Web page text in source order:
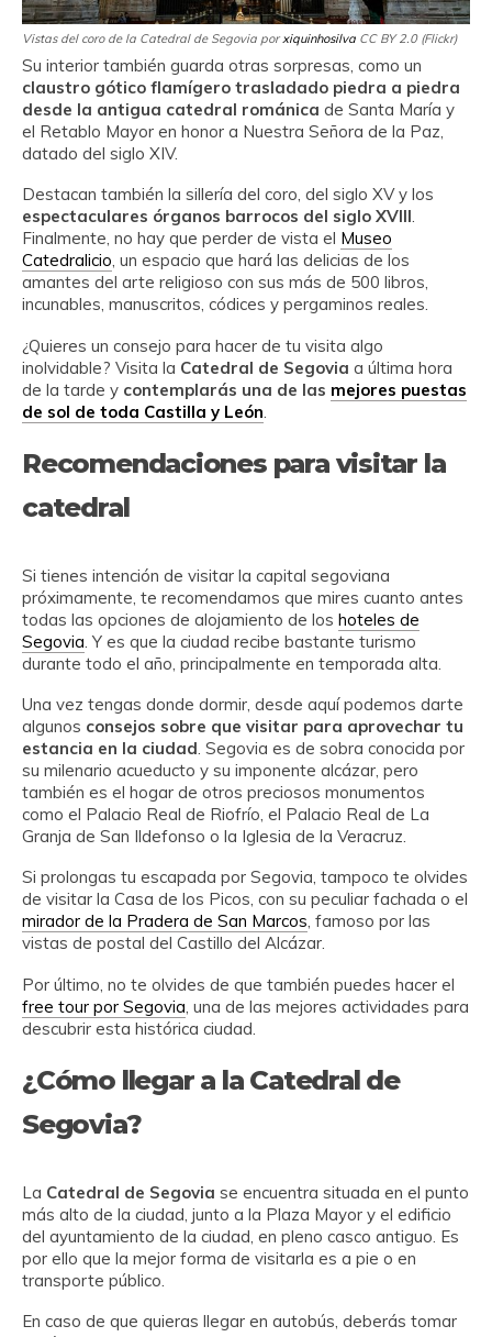
Vistas del coro de la Catedral de Segovia porxiquinhosilva CC BY 2.0 (Flickr)
Su interior también guarda otras sorpresas, como un
claustro gótico flamígero trasladado piedra a piedra
desde la antigua catedral románica de Santa María y
el Retablo Mayor en honor a Nuestra Señora de la Paz,
datado del siglo XIV.
Destacan también la sillería del coro, del siglo XV y los
espectaculares órganos barrocos del siglo XVIII.
Finalmente, no hay que perder de vista el Museo
Catedralicio, un espacio que hará las delicias de los
amantes del arte religioso con sus más de 500 libros,
incunables, manuscritos, códices y pergaminos reales.
¿Quieres un consejo para hacer de tu visita algo
inolvidable? Visita la Catedral de Segovia a última hora
de la tarde y contemplarás una de las mejores puestas
de sol de toda Castilla y León
Recomendaciones para visitar la
catedral
Si tienes intención de visitar la capital segoviana
próximamente, te recomendamos que mires cuanto antes
todas las opciones de alojamiento de los hoteles de
Segovia. Y es que la ciudad recibe bastante turismo
durante todo el año, principalmente en temporada alta.
Una vez tengas donde dormir, desde aquí podemos darte
algunos consejos sobre que visitar para aprovechar tu
estancia en la ciudad. Segovia es de sobra conocida por
su milenario acueducto y su imponente alcázar, pero
también es el hogar de otros preciosos monumentos
como el Palacio Real de Riofrío, el Palacio Real de La
Granja de San Ildefonso o la Iglesia de la Veracruz.
Si prolongas tu escapada por Segovia, tampoco te olvides
de visitar la Casa de los Picos, con su peculiar fachada o el
mirador de la Pradera de San Marcos, famoso por las
vistas de postal del Castillo del Alcázar.
Por último, no te olvides de que también puedes hacer el
free tour por Segovia, una de las mejores actividades para
descubrir esta histórica ciudad.
¿Cómo llegar a la Catedral de
Segovia?
La Catedral de Segovia se encuentra situada en el punto
más alto de la ciudad, junto a la Plaza Mayor y el edificio
del ayuntamiento de la ciudad, en pleno casco antiguo. Es
por ello que la mejor forma de visitarla es a pie o en
transporte público.
En caso de que quieras llegar en autobús, deberás tomar